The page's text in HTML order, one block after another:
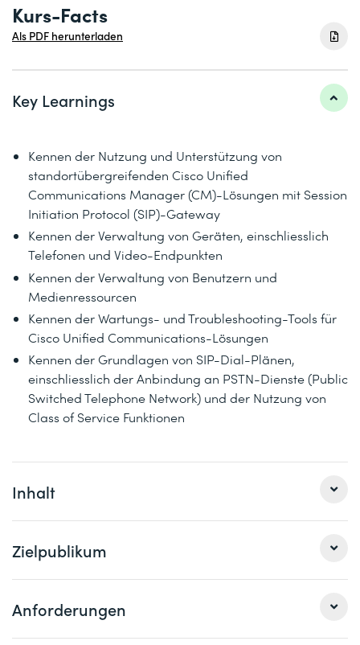
Kurs-Facts
Als PDF herunterladen
Key Learnings
Kennen der Nutzung und Unterstützung von
standortübergreifenden Cisco Unified
Communications Manager (CM)-Lösungen mit Session
Initiation Protocol (SIP)-Gateway
Kennen der Verwaltung von Geräten, einschliesslich
Telefonen und Video-Endpunkten
Kennen der Verwaltung von Benutzern und
Medienressourcen
Kennen der Wartungs- und Troubleshooting-Tools für
Cisco Unified Communications-Lösungen
Kennen der Grundlagen von SIP-Dial-Plänen,
einschliesslich der Anbindung an PSTN-Dienste (Public
Switched Telephone Network) und der Nutzung von
Class of Service Funktionen
Inhalt
Dieser Kurs vermittelt das grundlegende Wissen, das für
Der Kurs ist für Neueinsteiger/innen von Cisco On-
Premise-Collaboration-Technologien empfehlenswert,
Zielpublikum
Dieser Kurs richtet sich an Netzwerk- und
Anforderungen